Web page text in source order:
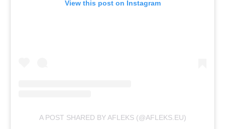
View this post on Instagram
A POST SHARED BY AFLEKS (@AFLEKS.EU)